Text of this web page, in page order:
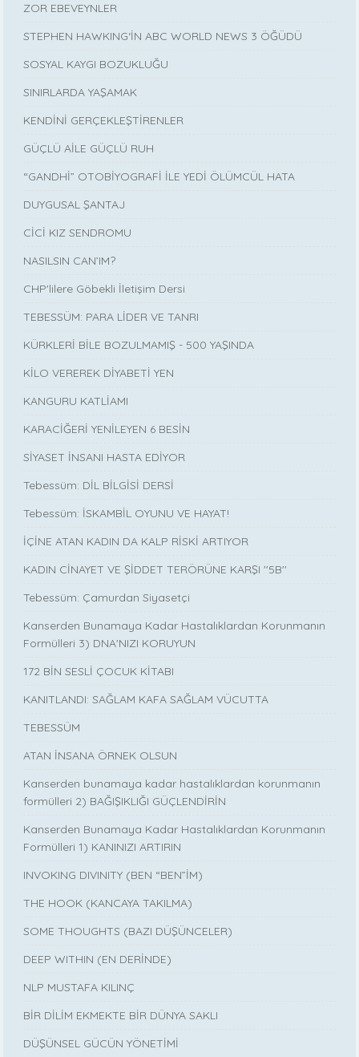
ZOR EBEVEYNLER
STEPHEN HAWKING‘İN ABC WORLD NEWS 3 ÖĞÜDÜ
SOSYAL KAYGI BOZUKLUĞU
SINIRLARDA YAŞAMAK
KENDİNİ GERÇEKLEŞTİRENLER
GÜÇLÜ AİLE GÜÇLÜ RUH
“GANDHİ” OTOBİYOGRAFİ İLE YEDİ ÖLÜMCÜL HATA
DUYGUSAL ŞANTAJ
CİCİ KIZ SENDROMU
NASILSIN CAN’IM?
CHP'lilere Göbekli İletişim Dersi
TEBESSÜM: PARA LİDER VE TANRI
KÜRKLERİ BİLE BOZULMAMIŞ - 500 YAŞINDA
KİLO VEREREK DİYABETİ YEN
KANGURU KATLİAMI
KARACİĞERİ YENİLEYEN 6 BESİN
SİYASET İNSANI HASTA EDİYOR
Tebessüm: DİL BİLGİSİ DERSİ
Tebessüm: İSKAMBİL OYUNU VE HAYAT!
İÇİNE ATAN KADIN DA KALP RİSKİ ARTIYOR
KADIN CİNAYET VE ŞİDDET TERÖRÜNE KARŞI ''5B''
Tebessüm: Çamurdan Siyasetçi
Kanserden Bunamaya Kadar Hastalıklardan Korunmanın
Formülleri 3) DNA'NIZI KORUYUN
172 BİN SESLİ ÇOCUK KİTABI
KANITLANDI: SAĞLAM KAFA SAĞLAM VÜCUTTA
TEBESSÜM
ATAN İNSANA ÖRNEK OLSUN
Kanserden bunamaya kadar hastalıklardan korunmanın
formülleri 2) BAĞIŞIKLIĞI GÜÇLENDİRİN
Kanserden Bunamaya Kadar Hastalıklardan Korunmanın
Formülleri 1) KANINIZI ARTIRIN
INVOKING DIVINITY (BEN “BEN”İM)
THE HOOK (KANCAYA TAKILMA)
SOME THOUGHTS (BAZI DÜŞÜNCELER)
DEEP WITHIN (EN DERİNDE)
NLP MUSTAFA KILINÇ
BİR DİLİM EKMEKTE BİR DÜNYA SAKLI
DÜŞÜNSEL GÜCÜN YÖNETİMİ